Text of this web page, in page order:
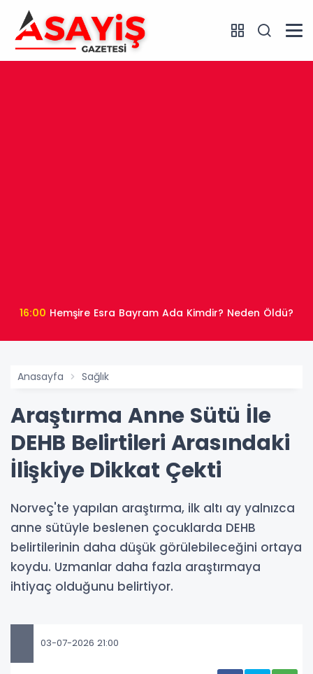
16:00 Hemşire Esra Bayram Ada Kimdir? Neden Öldü?
Anasayfa Sağlık
Araştırma Anne Sütü İle
DEHB Belirtileri Arasındaki
İlişkiye Dikkat Çekti
Norveç'te yapılan araştırma, ilk altı ay yalnızca
anne sütüyle beslenen çocuklarda DEHB
belirtilerinin daha düşük görülebileceğini ortaya
koydu. Uzmanlar daha fazla araştırmaya
ihtiyaç olduğunu belirtiyor.
03-07-2026 21:00